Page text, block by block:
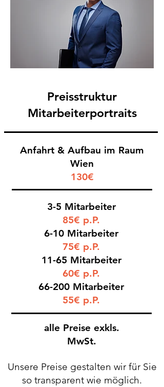
Preisstruktur
Mitarbeiterportraits
Anfahrt & Aufbau im Raum
Wien
130€
3-5 Mitarbeiter
85€ p.P.
6-10 Mitarbeiter
75€ p.P.
11-65 Mitarbeiter
60€ p.P.
66-200 Mitarbeiter
55€ p.P.
alle Preise exkls.
MwSt.
Unsere Preise gestalten wir für Sie
so transparent wie möglich.